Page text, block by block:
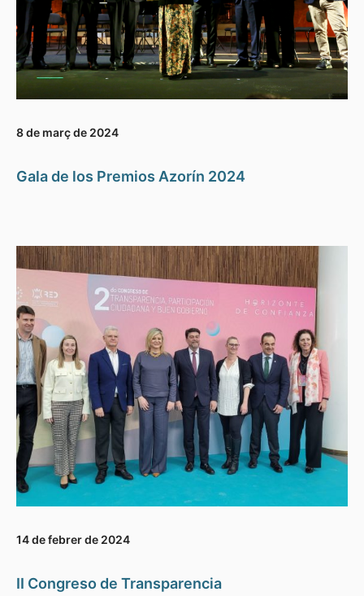
8 de març de 2024
Gala de los Premios Azorín 2024
14 de febrer de 2024
II Congreso de Transparencia